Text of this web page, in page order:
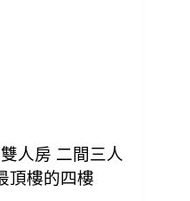
人房 二間三人
頂樓的四樓